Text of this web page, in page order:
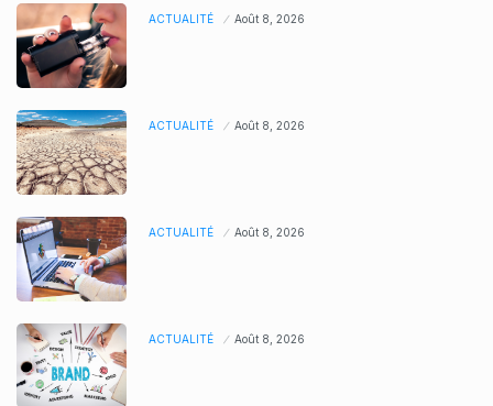
ACTUALITÉ Août 8, 2026
ACTUALITÉ Août 8, 2026
ACTUALITÉ Août 8, 2026
ACTUALITÉ Août 8, 2026